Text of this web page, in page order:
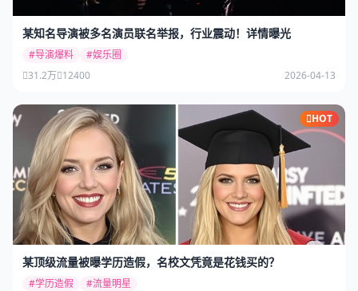
某知名导演被多名演员联名举报，行业震动！详情曝光
#导演爆料
#娱乐圈
31.2万 12400 2026-04-13
HOT
某顶级流量被曝学历造假，名校文凭竟是花钱买的？
#学历造假
#流量明星